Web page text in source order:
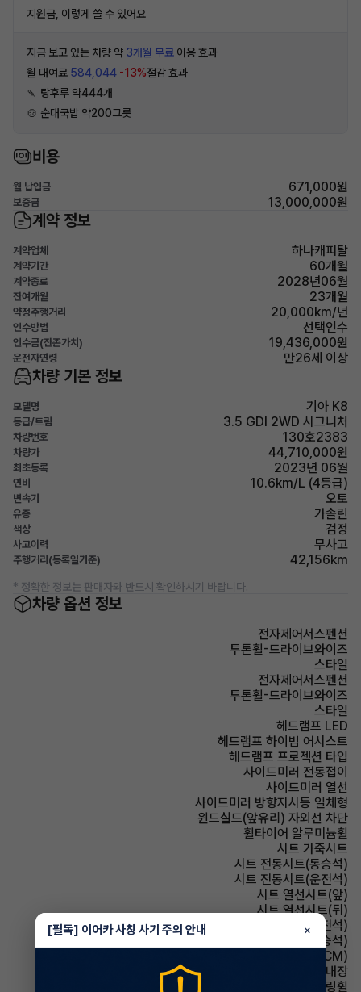
지원금, 이렇게 쓸 수 있어요
지금 보고 있는 차량 약 3개월 무료 이용 효과
월 대여료 584,044 -13%절감 효과
🍡 탕후루 약444개
🍲 순대국밥 약200그릇
비용
월 납입금 671,000원
보증금 13,000,000원
계약 정보
계약업체 하나캐피탈
계약기간 60개월
계약종료 2028년06월
잔여개월 23개월
약정주행거리 20,000km/년
인수방법 선택인수
인수금(잔존가치) 19,436,000원
운전자연령 만26세 이상
차량 기본 정보
모델명 기아 K8
등급/트림 3.5 GDI 2WD 시그니처
차량번호 130호2383
차량가 44,710,000원
최초등록 2023년 06월
연비 10.6km/L (4등급)
변속기 오토
유종 가솔린
색상 검정
사고이력 무사고
주행거리(등록일기준) 42,156km
* 정확한 정보는 판매자와 반드시 확인하시기 바랍니다.
차량 옵션 정보
전자제어서스펜션
투톤휠-드라이브와이즈
스타일
전자제어서스펜션
투톤휠-드라이브와이즈
스타일
헤드램프 LED
헤드램프 하이빔 어시스트
헤드램프 프로젝션 타입
사이드미러 전동접이
사이드미러 열선
사이드미러 방향지시등 일체형
윈드실드(앞유리) 자외선 차단
휠타이어 알루미늄휠
시트 가죽시트
시트 전동시트(동승석)
시트 전동시트(운전석)
시트 열선시트(앞)
시트 열선시트(뒤)
시트 통풍시트(운전석)
시트 통풍시트(동승석)
룸미러 전자식 룸미러(ECM)
룸미러 하이패스 내장
스티어링휠 가죽스티어링휠
[필독] 이어카 사칭 사기 주의 안내 ×